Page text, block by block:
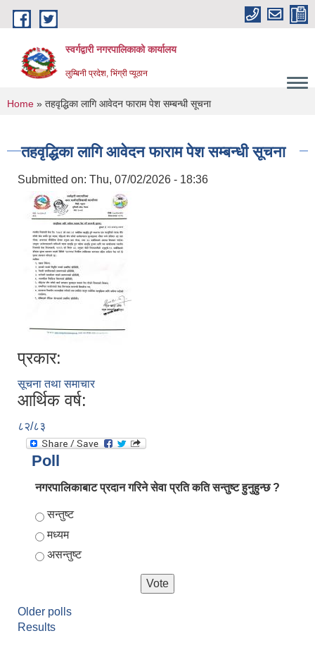
Skip to main content
स्वर्गद्वारी नगरपालिकाको कार्यालय
लुम्बिनी प्रदेश, भिंग्री प्यूठान
You are here
Home » तहवृद्धिका लागि आवेदन फाराम पेश सम्बन्धी सूचना
तहवृद्धिका लागि आवेदन फाराम पेश सम्बन्धी सूचना
Submitted on: Thu, 07/02/2026 - 18:36
प्रकार:
सूचना तथा समाचार
आर्थिक वर्ष:
८२/८३
Poll
नगरपालिकाबाट प्रदान गरिने सेवा प्रति कति सन्तुष्ट हुनुहुन्छ ?
Choices
सन्तुष्ट
मध्यम
असन्तुष्ट
Older polls
Results